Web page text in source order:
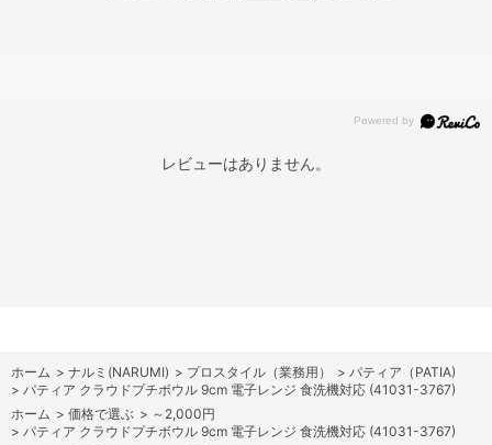
レビューはありません。
ホーム > ナルミ(NARUMI) > プロスタイル（業務用） > パティア（PATIA)
> パティア クラウドプチボウル 9cm 電子レンジ 食洗機対応 (41031-3767)
ホーム > 価格で選ぶ > ～2,000円
> パティア クラウドプチボウル 9cm 電子レンジ 食洗機対応 (41031-3767)